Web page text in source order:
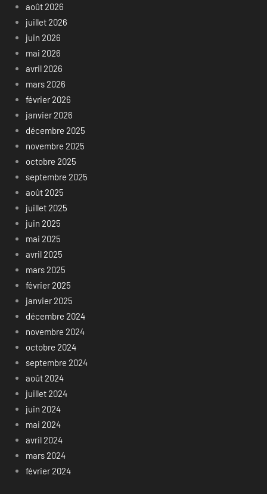
août 2026
juillet 2026
juin 2026
mai 2026
avril 2026
mars 2026
février 2026
janvier 2026
décembre 2025
novembre 2025
octobre 2025
septembre 2025
août 2025
juillet 2025
juin 2025
mai 2025
avril 2025
mars 2025
février 2025
janvier 2025
décembre 2024
novembre 2024
octobre 2024
septembre 2024
août 2024
juillet 2024
juin 2024
mai 2024
avril 2024
mars 2024
février 2024